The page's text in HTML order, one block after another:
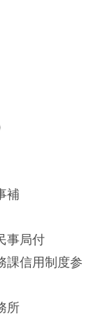
補
事局付
課信用制度参
所